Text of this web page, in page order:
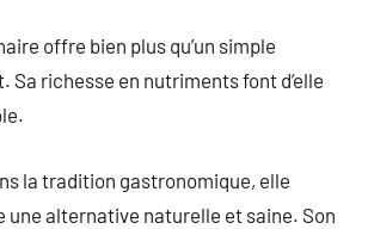
offre bien plus qu’un simple
Sa richesse en nutriments font d’elle
la tradition gastronomique, elle
une alternative naturelle et saine. Son